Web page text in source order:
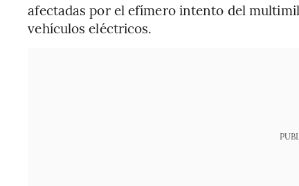
afectadas por el efímero intento del
vehículos eléctricos.